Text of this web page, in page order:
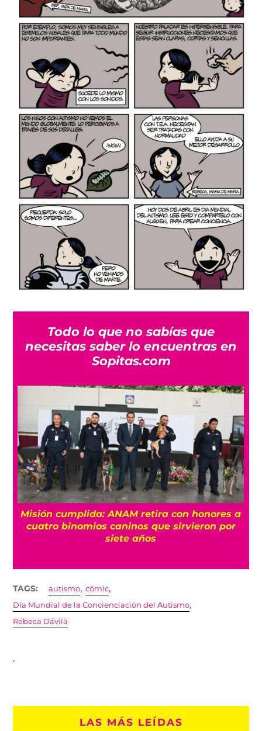
Todo lo que no sabías que
necesitas saber lo encuentras en
Sopitas.com
Misión cumplida: ANAM retira con honores a
cuatro binomios caninos que sirvieron por
siete años
TAGS: autismo,cómic,
Día Mundial de la Concienciación del Autismo,
Rebeca Dávila
LAS MÁS LEÍDAS